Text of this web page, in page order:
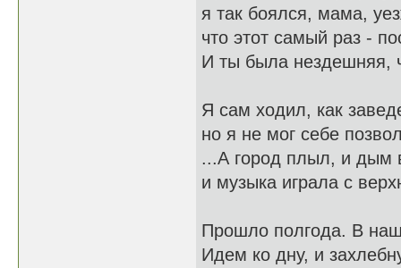
я так боялся, мама,
что этот самый раз -
И ты была нездешняя,
Я сам ходил, как
но я не мог себе
...А город плыл, и дым
и музыка играла с
Прошло полгода. В
Идем ко дну, и